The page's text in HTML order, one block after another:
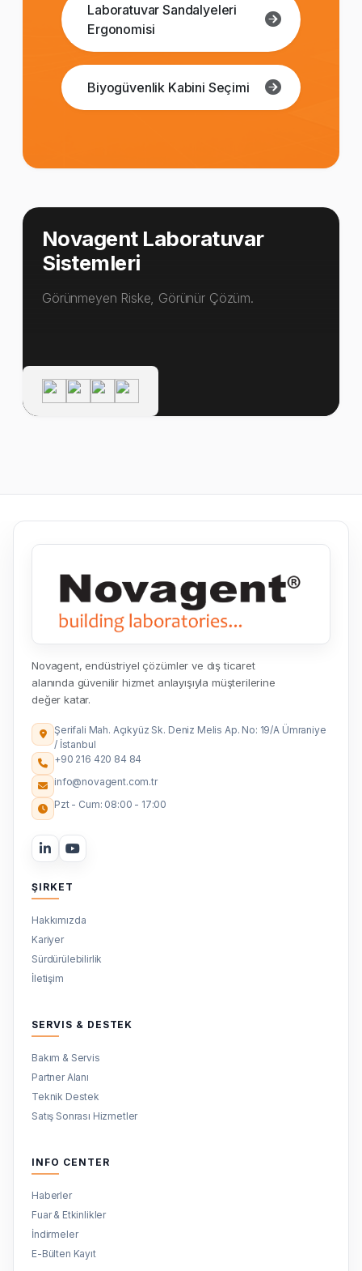
Laboratuvar Sandalyeleri
Ergonomisi
Biyogüvenlik Kabini Seçimi
Novagent Laboratuvar
Sistemleri
Görünmeyen Riske, Görünür Çözüm.
Novagent, endüstriyel çözümler ve dış ticaret
alanında güvenilir hizmet anlayışıyla müşterilerine
değer katar.
Şerifali Mah. Açıkyüz Sk. Deniz Melis Ap. No: 19/A Ümraniye
/ İstanbul
+90 216 420 84 84
info@novagent.com.tr
Pzt - Cum: 08:00 - 17:00
ŞIRKET
Hakkımızda
Kariyer
Sürdürülebilirlik
İletişim
SERVIS & DESTEK
Bakım & Servis
Partner Alanı
Teknik Destek
Satış Sonrası Hizmetler
INFO CENTER
Haberler
Fuar & Etkinlikler
İndirmeler
E-Bülten Kayıt